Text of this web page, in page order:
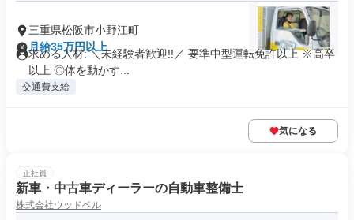
三重県松阪市小野江町
月給35万円以上
求める人材: ＼未経験者歓迎!!／ 要準中型運転免許以上 ※高卒
以上 ◎体を動かす...
交通費支給
気になる
正社員
新車・中古車ディーラーの自動車整備士
株式会社ウッドベル